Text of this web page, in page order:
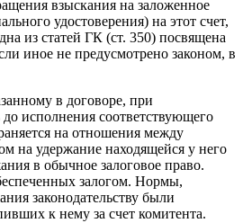
взыска­ния на заложенное
удостоверения) на этот счет,
из статей ГК (ст. 350) посвящена
иное не предусмотрено законом, в
в договоре, при
исполнения соответствующего
на отношения между
на удержание находящейся у него
в обычное залоговое право.
залогом. Нормы,
законодательству были
к нему за счет комитента.